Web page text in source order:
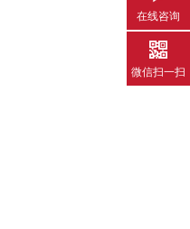
在线咨询
微信扫一扫